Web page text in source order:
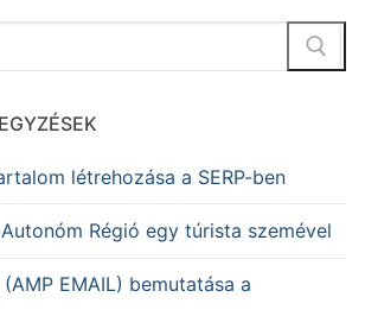
létrehozása a SERP-ben
Régió egy túrista szemével
EMAIL) bemutatása a